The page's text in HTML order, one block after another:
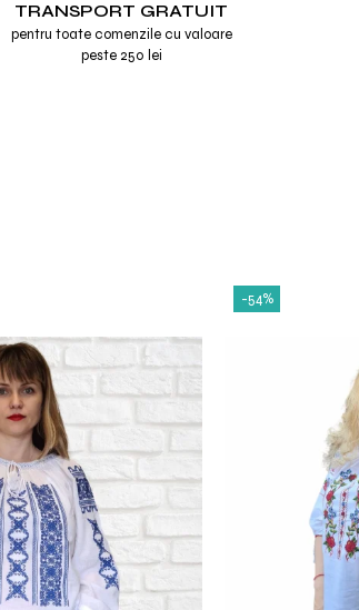
TRANSPORT GRATUIT
pentru toate comenzile cu valoare
peste 250 lei
-54%